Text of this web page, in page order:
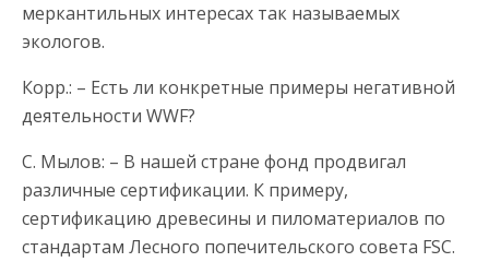
меркантильных интересах так называемых
экологов.
Корр.: – Есть ли конкретные примеры негативной
деятельности WWF?
С. Мылов: – В нашей стране фонд продвигал
различные сертификации. К примеру,
сертификацию древесины и пиломатериалов по
стандартам Лесного попечительского совета FSC.